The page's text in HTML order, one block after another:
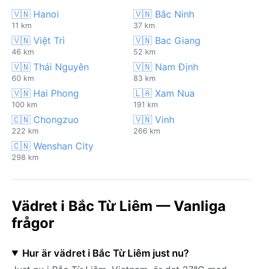
🇻🇳 Hanoi
11 km
🇻🇳 Bắc Ninh
37 km
🇻🇳 Việt Trì
46 km
🇻🇳 Bac Giang
52 km
🇻🇳 Thái Nguyên
60 km
🇻🇳 Nam Định
83 km
🇻🇳 Hai Phong
100 km
🇱🇦 Xam Nua
191 km
🇨🇳 Chongzuo
222 km
🇻🇳 Vinh
266 km
🇨🇳 Wenshan City
298 km
Vädret i Bắc Từ Liêm — Vanliga
frågor
Hur är vädret i Bắc Từ Liêm just nu?